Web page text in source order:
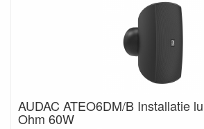
AUDAC ATEO6DM/B Installatie
Ohm 60W